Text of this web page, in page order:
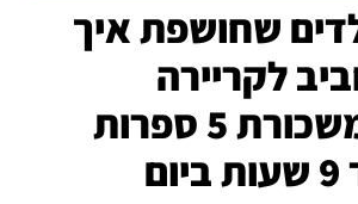
שחושפת איך
לקריירה
ולהרוויח משכורת 5 ספרות